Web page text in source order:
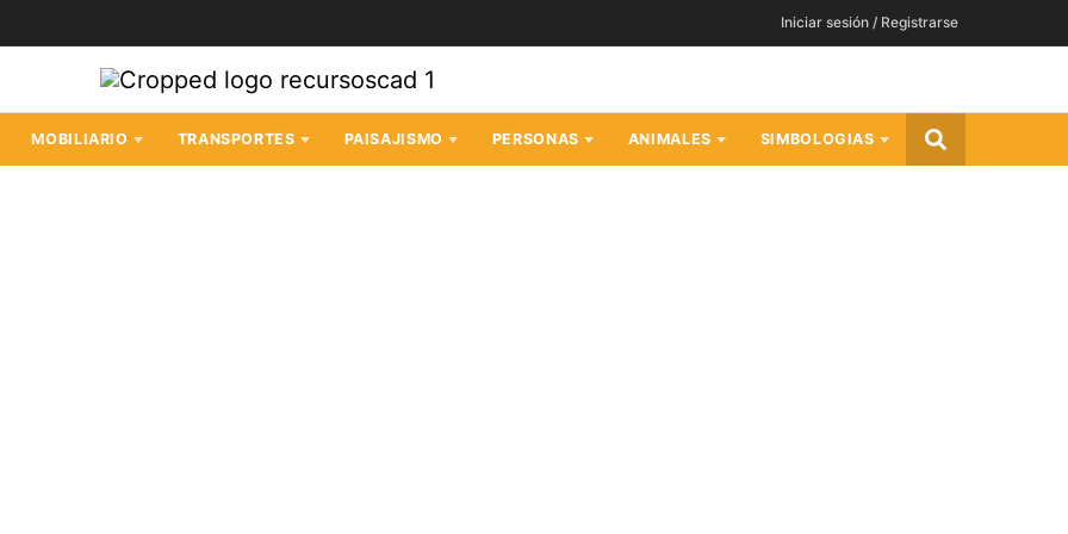
Iniciar sesión / Registrarse
MOBILIARIO TRANSPORTES PAISAJISMO PERSONAS ANIMALES SIMBOLOGIAS